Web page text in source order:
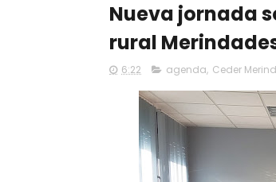
Nueva jornada
rural
6:22 agenda, Ceder